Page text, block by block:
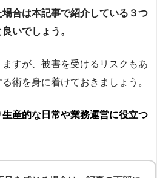
合は本記事で紹介している３つ
いでしょう。
すが、被害を受けるリスクもあ
術を身に着けておきましょう。
産的な日常や業務運営に役立つ